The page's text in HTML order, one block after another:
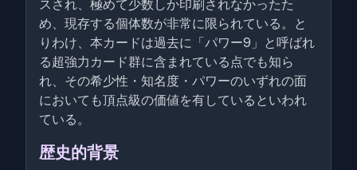
スされ、極めて少数しか印刷されなかったた
め、現存する個体数が非常に限られている。と
りわけ、本カードは過去に「パワー9」と呼ばれ
る超強力カード群に含まれている点でも知ら
れ、その希少性・知名度・パワーのいずれの面
においても頂点級の価値を有しているといわれ
ている。
歴史的背景